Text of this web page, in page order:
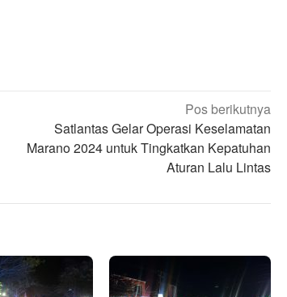
Pos berikutnya
Satlantas Gelar Operasi Keselamatan
Marano 2024 untuk Tingkatkan Kepatuhan
Aturan Lalu Lintas